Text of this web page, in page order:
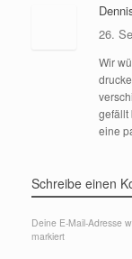
26.
Wir
gefällt
eine
Schreibe einen
Deine E-Mail-Adresse
markiert